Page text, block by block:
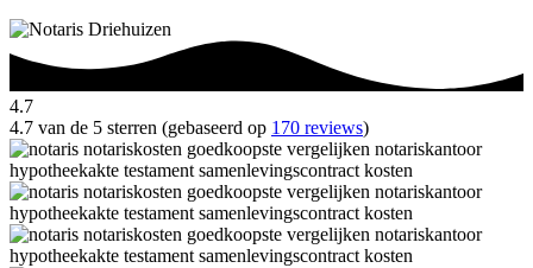
4.7
4.7 van de 5 sterren (gebaseerd op 170 reviews)